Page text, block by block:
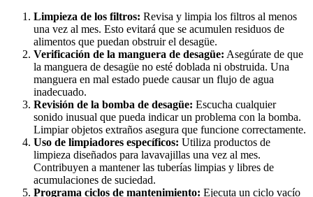
Limpieza de los filtros: Revisa y limpia los filtros al menos
una vez al mes. Esto evitará que se acumulen residuos de
alimentos que puedan obstruir el desagüe.
Verificación de la manguera de desagüe: Asegúrate de que
la manguera de desagüe no esté doblada ni obstruida. Una
manguera en mal estado puede causar un flujo de agua
inadecuado.
Revisión de la bomba de desagüe: Escucha cualquier
sonido inusual que pueda indicar un problema con la bomba.
Limpiar objetos extraños asegura que funcione correctamente.
Uso de limpiadores específicos: Utiliza productos de
limpieza diseñados para lavavajillas una vez al mes.
Contribuyen a mantener las tuberías limpias y libres de
acumulaciones de suciedad.
Programa ciclos de mantenimiento: Ejecuta un ciclo vacío